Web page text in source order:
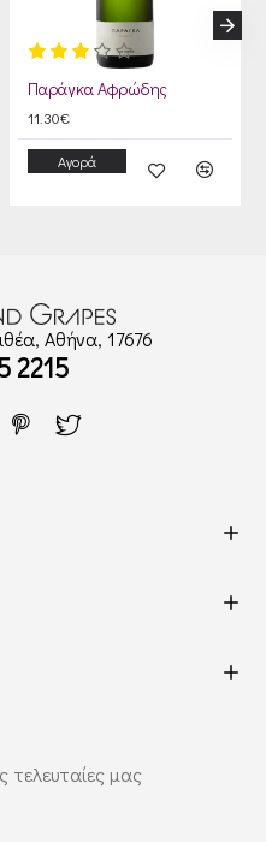
Παράγκα Αφρώδης
11.30€
Αγορά
Αθήνα, 17676
2215
τελευταίες μας